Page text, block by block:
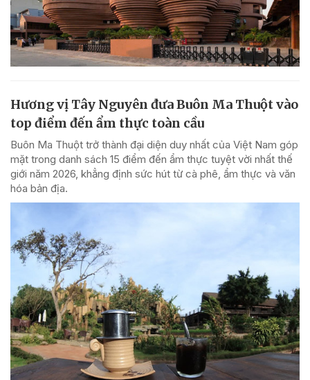
Hương vị Tây Nguyên đưa Buôn Ma Thuột vào
top điểm đến ẩm thực toàn cầu
Buôn Ma Thuột trở thành đại diện duy nhất của Việt Nam góp
mặt trong danh sách 15 điểm đến ẩm thực tuyệt vời nhất thế
giới năm 2026, khẳng định sức hút từ cà phê, ẩm thực và văn
hóa bản địa.